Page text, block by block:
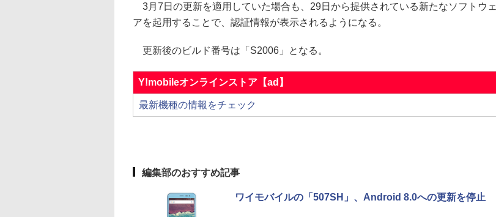
3月7日の更新を適用していた場合も、29日から提供されている新たなソフトウェ
アを起用することで、認証情報が表示されるようになる。
更新後のビルド番号は「S2006」となる。
Y!mobileオンラインストア【ad】
最新機種の情報をチェック
編集部のおすすめ記事
ワイモバイルの「507SH」、Android 8.0への更新を停止